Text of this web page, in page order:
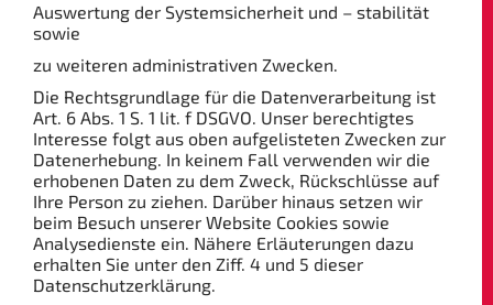
Auswertung der Systemsicherheit und – stabilität
sowie
zu weiteren administrativen Zwecken.
Die Rechtsgrundlage für die Datenverarbeitung ist
Art. 6 Abs. 1 S. 1 lit. f DSGVO. Unser berechtigtes
Interesse folgt aus oben aufgelisteten Zwecken zur
Datenerhebung. In keinem Fall verwenden wir die
erhobenen Daten zu dem Zweck, Rückschlüsse auf
Ihre Person zu ziehen. Darüber hinaus setzen wir
beim Besuch unserer Website Cookies sowie
Analysedienste ein. Nähere Erläuterungen dazu
erhalten Sie unter den Ziff. 4 und 5 dieser
Datenschutzerklärung.